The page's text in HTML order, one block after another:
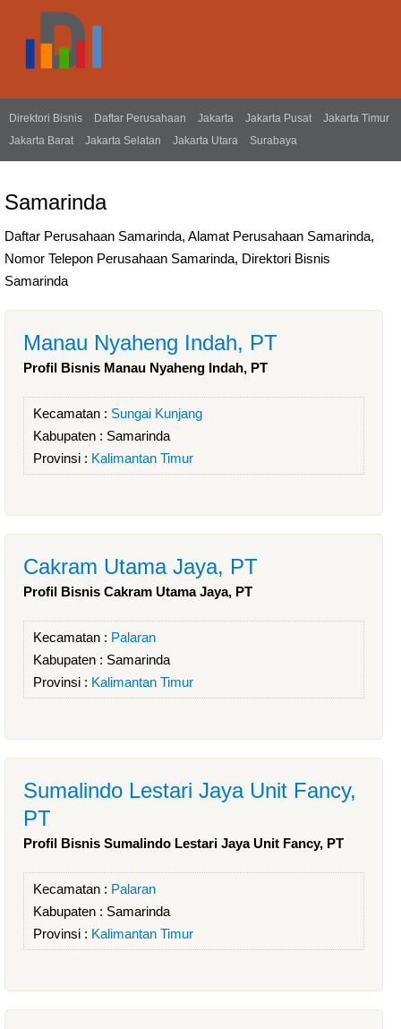
Direktori Bisnis Daftar Perusahaan Jakarta Jakarta Pusat
Jakarta Timur
Jakarta Barat
Jakarta Selatan Jakarta Utara Surabaya
Samarinda
Daftar Perusahaan Samarinda, Alamat Perusahaan Samarinda,
Nomor Telepon Perusahaan Samarinda, Direktori Bisnis
Samarinda
Manau Nyaheng Indah, PT
Profil Bisnis Manau Nyaheng Indah, PT
Kecamatan : Sungai Kunjang
Kabupaten : Samarinda
Provinsi : Kalimantan Timur
Cakram Utama Jaya, PT
Profil Bisnis Cakram Utama Jaya, PT
Kecamatan : Palaran
Kabupaten : Samarinda
Provinsi : Kalimantan Timur
Sumalindo Lestari Jaya Unit Fancy,
PT
Profil Bisnis Sumalindo Lestari Jaya Unit Fancy, PT
Kecamatan : Palaran
Kabupaten : Samarinda
Provinsi : Kalimantan Timur